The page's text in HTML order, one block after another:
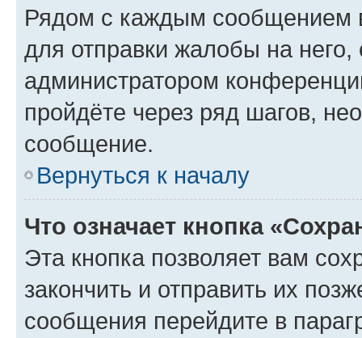
Рядом с каждым сообщением
для отправки жалобы на
администратором
пройдёте через ряд шагов,
сообщение.
Вернуться к началу
Что означает кнопка
Эта кнопка позволяет вам
закончить и отправить их
сообщения перейдите в